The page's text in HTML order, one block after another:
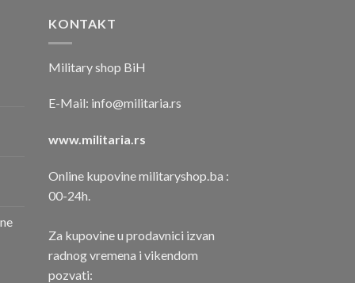
KONTAKT
Military shop BiH
E-Mail: info@militaria.rs
www.militaria.rs
Online kupovine militaryshop.ba :
00-24h.
Za kupovine u prodavnici izvan
radnog vremena i vikendom
pozvati: